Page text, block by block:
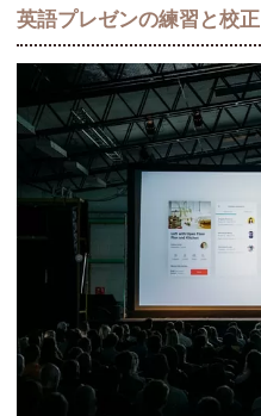
英語プレゼンの練習と校正